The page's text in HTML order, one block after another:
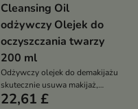
Cleansing Oil
odżywczy Olejek do
oczyszczania twarzy
200 ml
Odżywczy olejek do demakijażu
skutecznie usuwa makijaż,
sebum i zanieczyszczenia,
22,61 £